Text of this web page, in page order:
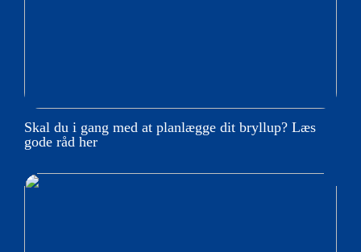
Skal du i gang med at planlægge dit bryllup? Læs
gode råd her